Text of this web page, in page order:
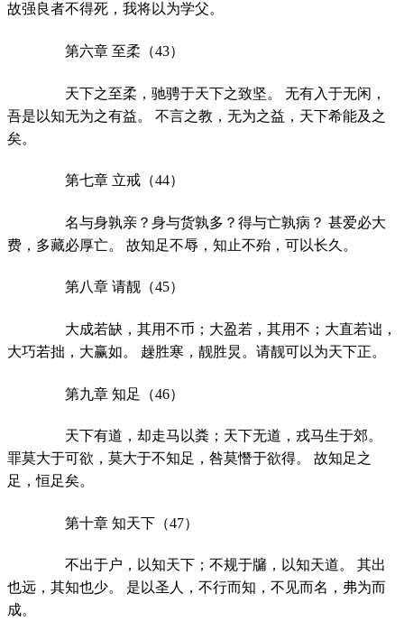
故强良者不得死，我将以为学父。
第六章 至柔（43）
天下之至柔，驰骋于天下之致坚。 无有入于无闲，
吾是以知无为之有益。 不言之教，无为之益，天下希能及之
矣。
第七章 立戒（44）
名与身孰亲？身与货孰多？得与亡孰病？ 甚爱必大
费，多藏必厚亡。 故知足不辱，知止不殆，可以长久。
第八章 请靓（45）
大成若缺，其用不币；大盈若，其用不；大直若诎，
大巧若拙，大赢如。 趮胜寒，靓胜炅。请靓可以为天下正。
第九章 知足（46）
天下有道，却走马以粪；天下无道，戎马生于郊。
罪莫大于可欲，莫大于不知足，咎莫憯于欲得。 故知足之
足，恒足矣。
第十章 知天下（47）
不出于户，以知天下；不规于牖，以知天道。 其出
也远，其知也少。 是以圣人，不行而知，不见而名，弗为而
成。